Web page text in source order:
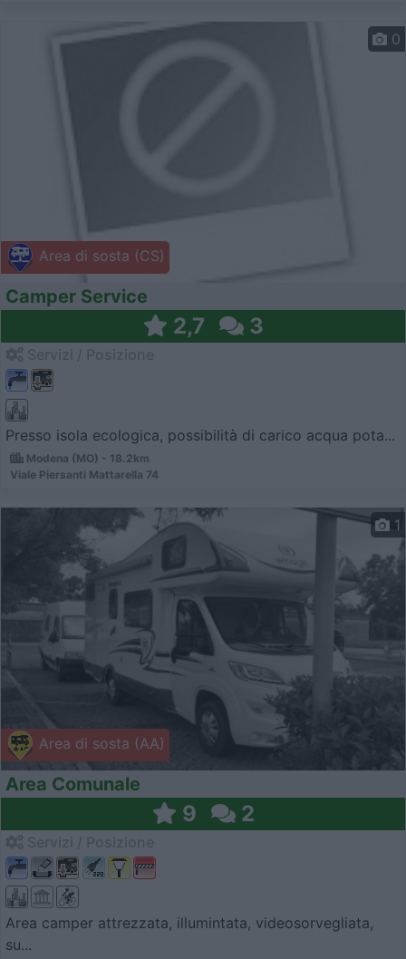
Area di sosta (CS)
0
Camper Service
2,7 3
Presso isola ecologica, possibilità di carico acqua pota...
Modena (MO) - 18.2km
Viale Piersanti Mattarella 74
Area di sosta (AA)
1
Area Comunale
9 2
Area camper attrezzata, illumintata, videosorvegliata,
su...